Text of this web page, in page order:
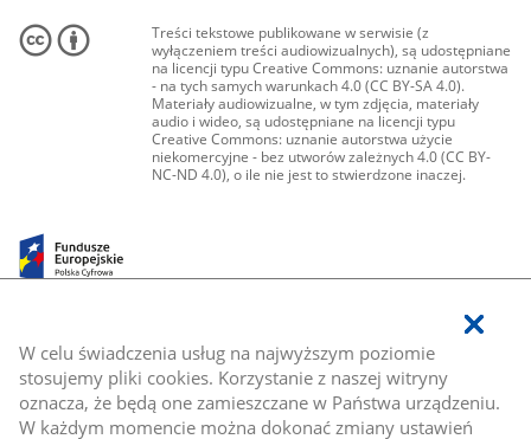
W celu świadczenia usług na najwyższym poziomie
stosujemy pliki cookies. Korzystanie z naszej witryny
oznacza, że będą one zamieszczane w Państwa urządzeniu.
W każdym momencie można dokonać zmiany ustawień
Treści tekstowe publikowane w serwisie (z
wyłączeniem treści audiowizualnych), są udostępniane
na licencji typu Creative Commons: uznanie autorstwa
- na tych samych warunkach 4.0 (CC BY-SA 4.0).
Materiały audiowizualne, w tym zdjęcia, materiały
audio i wideo, są udostępniane na licencji typu
Creative Commons: uznanie autorstwa użycie
niekomercyjne - bez utworów zależnych 4.0 (CC BY-
NC-ND 4.0), o ile nie jest to stwierdzone inaczej.